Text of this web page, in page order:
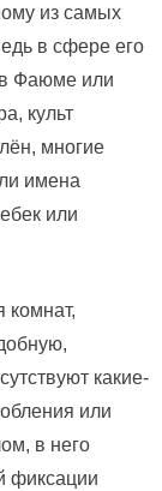
Лахун,
эпоха
среднего
царства
вв.
до
из самых
в сфере его
Фаюме или
культ
многие
имена
или
комнат,
какие-
или
в него
фиксации